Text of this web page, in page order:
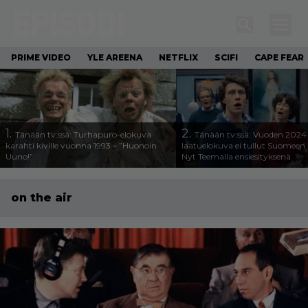
PRIME VIDEO YLE AREENA NETFLIX SCIFI CAPE FEAR
1. Tänään tv:ssä: Turhapuro-elokuva
karahti kiville vuonna 1993 – ”Huonoin
Uuno!”
2. Tänään tv:ssä: Vuoden 2024
laatuelokuva ei tullut Suomeen
Nyt Teemalla ensiesityksenä
on the air